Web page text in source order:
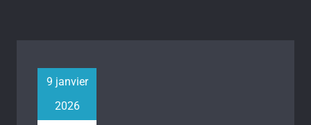
9 janvier
2026